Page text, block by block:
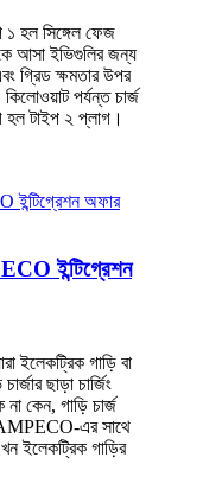
হল সিঙ্গেল ফেজ
আসা ইভিগুলির জন্য
গ্রিড ক্ষমতার উপর
পর্যন্ত চার্জ
হল টাইপ ২ প্লাগ।
ইন্টিগ্রেশন
ইলেকট্রিক গাড়ি বা
ছাড়া চার্জিং
না কেন, গাড়ি চার্জ
AMPECO-এর সাথে
ইলেকট্রিক গাড়ির